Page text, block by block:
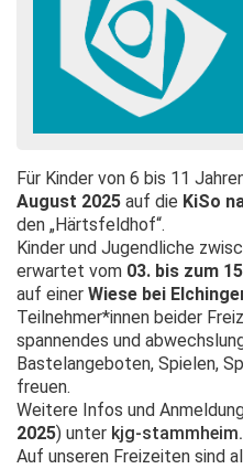
Für Kinder von 6 bis 11
August 2025 auf die KiSo
den „Härtsfeldhof“.
Kinder und Jugendliche
erwartet vom 03. bis zum
auf einer Wiese bei
Teilnehmer*innen beider
spannendes und
Bastelangeboten, Spielen,
freuen.
Weitere Infos und
2025) unter kjg-
Auf unseren Freizeiten sind